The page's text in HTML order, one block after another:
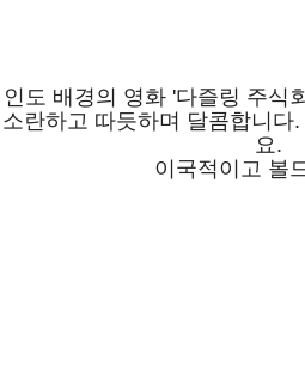
인도 배경의 영화 '다즐링 주식
소란하고 따듯하며 달콤합니다
요.
이국적이고 볼